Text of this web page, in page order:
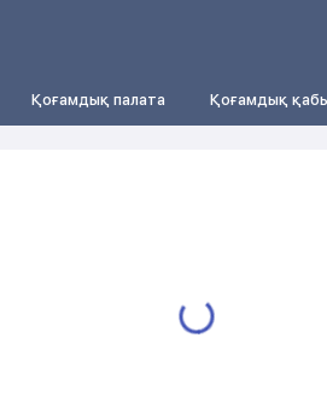
Қоғамдық палата Қоғамдық